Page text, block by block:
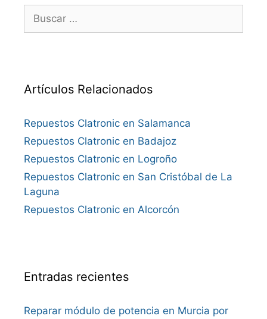
Buscar:
Artículos Relacionados
Repuestos Clatronic en Salamanca
Repuestos Clatronic en Badajoz
Repuestos Clatronic en Logroño
Repuestos Clatronic en San Cristóbal de La
Laguna
Repuestos Clatronic en Alcorcón
Entradas recientes
Reparar módulo de potencia en Murcia por